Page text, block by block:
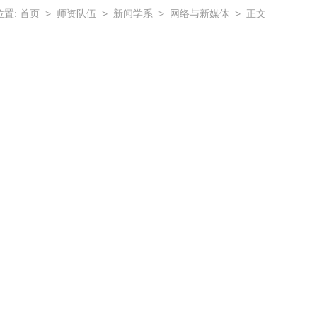
置: 首页 > 师资队伍 > 新闻学系 > 网络与新媒体 > 正文